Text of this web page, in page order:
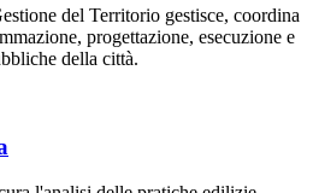
del Territorio gestisce, coordina
progettazione, esecuzione e
della città.